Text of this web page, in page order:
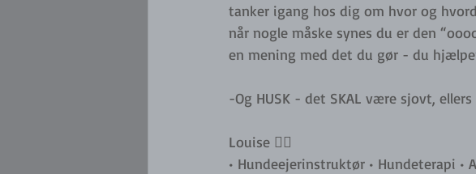
tanker igang hos dig om hvor og
når nogle måske synes du er den
en mening med det du gør - du
-Og HUSK - det SKAL være sjovt,
Louise ✍🏼
• Hundeejerinstruktør • Hundeterapi •